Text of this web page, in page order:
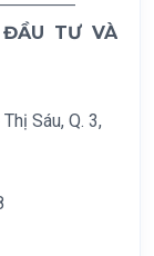
ĐẦU TƯ VÀ
Sáu, Q. 3,